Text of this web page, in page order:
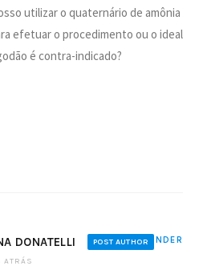
utilizar o quaternário de amônia
efetuar o procedimento ou o ideal
é contra-indicado?
DONATELLI
POST AUTHOR
ATRÁS
REPONDER